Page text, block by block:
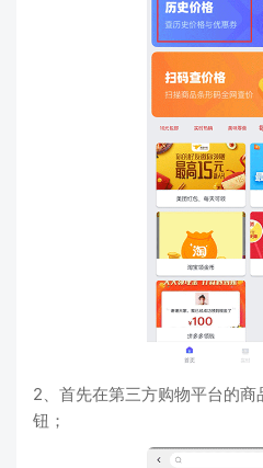
2、首先在第三方购物平台的
钮；